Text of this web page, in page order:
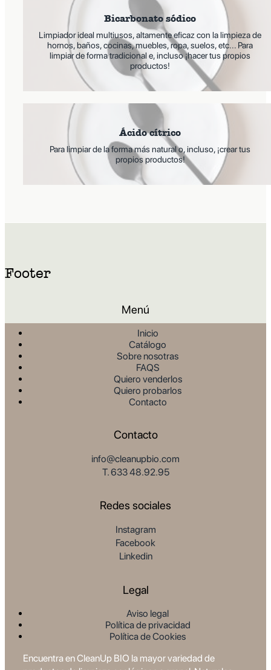
Bicarbonato sódico
Limpiador ideal multiusos, altamente eficaz con la limpieza de
hornos, baños, cocinas, muebles, ropa, suelos, etc... Para
limpiar de forma tradicional e, incluso ¡hacer tus propios
productos!
Ácido cítrico
Para limpiar de la forma más natural o, incluso, ¡crear tus
propios productos!
Footer
Menú
Inicio
Catálogo
Sobre nosotras
FAQS
Quiero venderlos
Quiero probarlos
Contacto
Contacto
info@cleanupbio.com
T. 633 48.92.95
Redes sociales
Instagram
Facebook
Linkedin
Legal
Aviso legal
Política de privacidad
Política de Cookies
Encuentra en CleanUp BIO la mayor variedad de